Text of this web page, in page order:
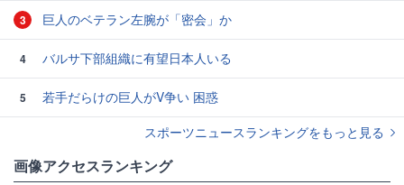
3 巨人のベテラン左腕が「密会」か
4 バルサ下部組織に有望日本人いる
5
若手だらけの巨人がV争い 困惑
スポーツニュースランキングをもっと見る
画像アクセスランキング